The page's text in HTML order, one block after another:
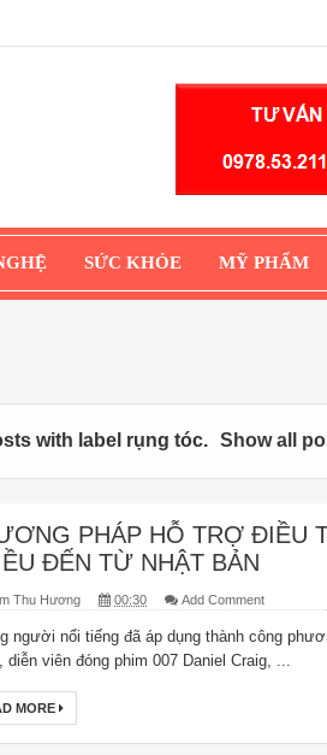
SỨC KHỎE MỸ PHẨM
with label rụng tóc. Show all
PHÁP HỖ TRỢ ĐIỀU
ĐẾN TỪ NHẬT BẢN
Thu Hương 00:30 Add Comment
người nổi tiếng đã áp dụng thành công
diễn viên đóng phim 007 Daniel Craig, ...
MORE